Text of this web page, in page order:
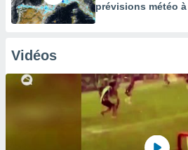
prévisions météo
Vidéos